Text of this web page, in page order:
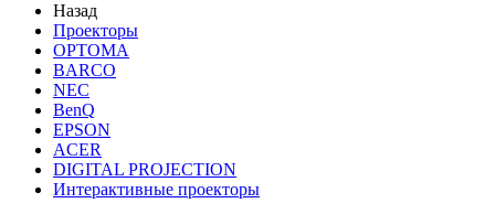
Назад
Проекторы
OPTOMA
BARCO
NEC
BenQ
EPSON
ACER
DIGITAL PROJECTION
Интерактивные проекторы